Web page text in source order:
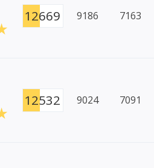
12669 9186 7163
12532 9024 7091